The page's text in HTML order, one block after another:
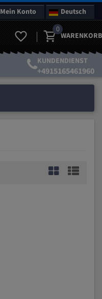
Mein Konto Deutsch
0
WARENKORB
KUNDENDIENST
+4915165461960